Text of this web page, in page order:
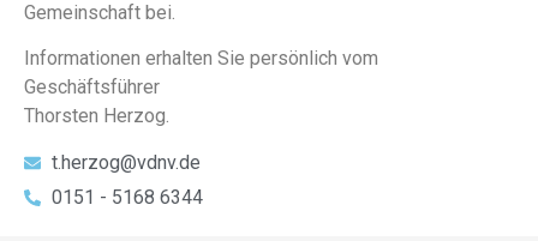
Gemeinschaft bei.
Informationen erhalten Sie persönlich vom
Geschäftsführer
Thorsten Herzog.
t.herzog@vdnv.de
0151 - 5168 6344